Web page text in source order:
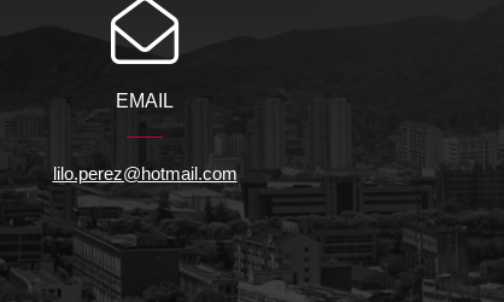
EMAIL
lilo.perez@hotmail.com